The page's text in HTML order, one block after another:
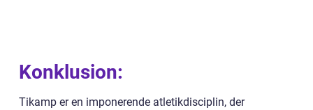
Konklusion:
Tikamp er en imponerende atletikdisciplin, der